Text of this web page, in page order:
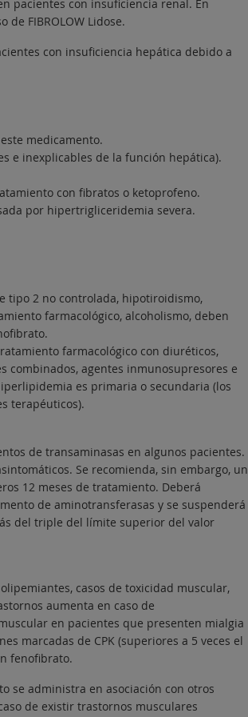
pacientes con insuficiencia renal. En
FIBROLOW Lidose.
con insuficiencia hepática debido a
medicamento.
e inexplicables de la función hepática).
con fibratos o ketoprofeno.
por hipertrigliceridemia severa.
tipo 2 no controlada, hipotiroidismo,
farmacológico, alcoholismo, deben
farmacológico con diuréticos,
combinados, agentes inmunosupresores e
es primaria o secundaria (los
terapéuticos).
de transaminasas en algunos pacientes.
Se recomienda, sin embargo, un
12 meses de tratamiento. Deberá
de aminotransferasas y se suspenderá
del triple del límite superior del valor
casos de toxicidad muscular,
aumenta en caso de
en pacientes que presenten mialgia
marcadas de CPK (superiores a 5 veces el
fenofibrato.
se administra en asociación con otros
de existir trastornos musculares